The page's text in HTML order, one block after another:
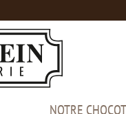
NOTRE